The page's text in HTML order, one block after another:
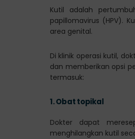
Kutil adalah
papillomavirus (HPV).
area genital.
Di klinik operasi kutil,
dan memberikan opsi
termasuk:
1.Obat topikal
Dokter dapat
menghilangkan kutil